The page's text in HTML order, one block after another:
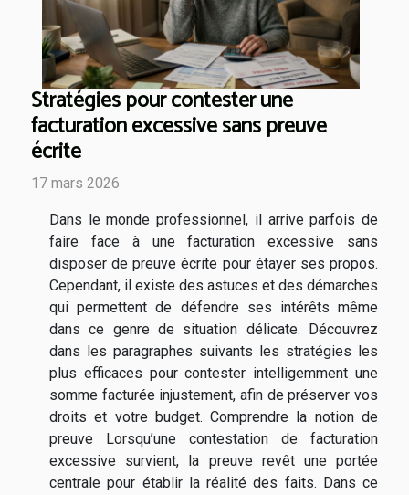
Stratégies pour contester une
facturation excessive sans preuve
écrite
17 mars 2026
Dans le monde professionnel, il arrive parfois de
faire face à une facturation excessive sans
disposer de preuve écrite pour étayer ses propos.
Cependant, il existe des astuces et des démarches
qui permettent de défendre ses intérêts même
dans ce genre de situation délicate. Découvrez
dans les paragraphes suivants les stratégies les
plus efficaces pour contester intelligemment une
somme facturée injustement, afin de préserver vos
droits et votre budget. Comprendre la notion de
preuve Lorsqu’une contestation de facturation
excessive survient, la preuve revêt une portée
centrale pour établir la réalité des faits. Dans ce